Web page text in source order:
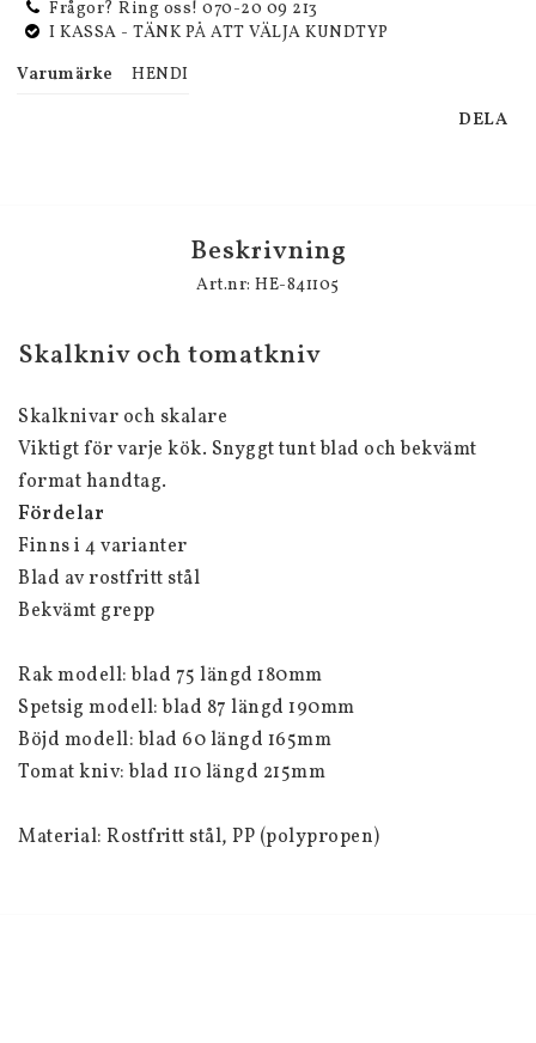
Frågor? Ring oss! 070-20 09 213
I KASSA - TÄNK PÅ ATT VÄLJA KUNDTYP
Varumärke
HENDI
DELA
Beskrivning
Art.nr: HE-841105
Skalkniv och tomatkniv
Skalknivar och skalare
Viktigt för varje kök. Snyggt tunt blad och bekvämt
format handtag.
Fördelar
Finns i 4 varianter
Blad av rostfritt stål
Bekvämt grepp
Rak modell: blad 75 längd 180mm
Spetsig modell: blad 87 längd 190mm
Böjd modell: blad 60 längd 165mm
Tomat kniv: blad 110 längd 215mm
Material: Rostfritt stål, PP (polypropen)